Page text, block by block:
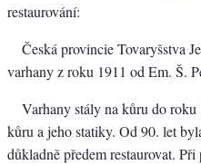
restaurování:
Česká provincie Tovaryšstva
varhany z roku 1911 od Em. Š.
Varhany stály na kůru do
kůru a jeho statiky. Od 90. let
důkladně předem restaurovat.